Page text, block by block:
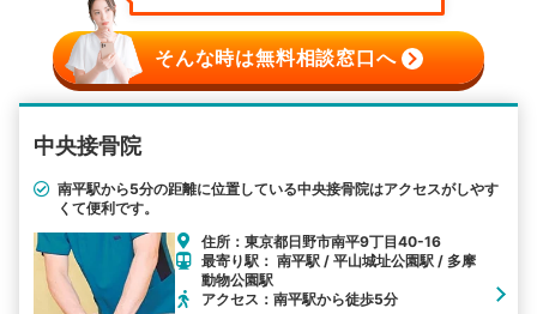
そんな時は無料相談窓口へ
中央接骨院
南平駅から5分の距離に位置している中央接骨院はアクセスがしやす
くて便利です。
住所：東京都日野市南平9丁目40-16
最寄り駅： 南平駅 / 平山城址公園駅 / 多摩
動物公園駅
アクセス：南平駅から徒歩5分